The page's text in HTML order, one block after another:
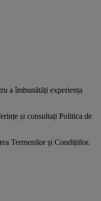
a îmbunătăți experiența
și consultați Politica de
Termenilor și Condițiilor.